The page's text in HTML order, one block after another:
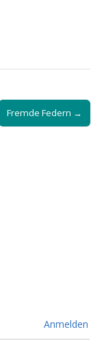
Fremde Federn →
Anmelden